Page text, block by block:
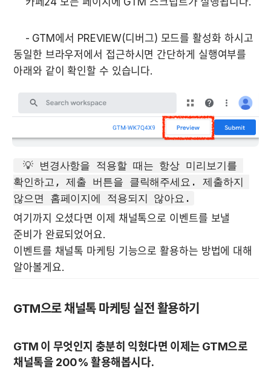
동일한 브라우저에서 접근하시면 간단하게 실행여부를
확인하고, 제출 버튼을 클릭해주세요. 제출하지
여기까지 오셨다면 이제 채널톡으로 이벤트를 보낼
준비가 완료되었어요.
이벤트를 채널톡 마케팅 기능으로 활용하는 방법에 대해
알아볼게요.
GTM으로 채널톡 마케팅 실전 활용하기
GTM 이 무엇인지 충분히 익혔다면 이제는 GTM으로
채널톡을 200% 활용해봅시다.